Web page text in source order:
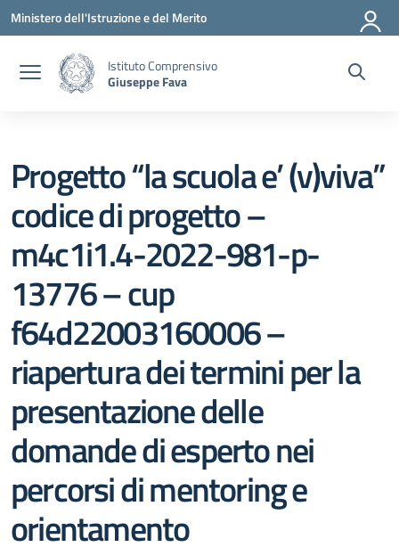
Vai ai contenuti
Vai al menu di navigazione
Vai al footer
Ministero dell'Istruzione e del Merito
Istituto Comprensivo
Giuseppe Fava
Progetto “la scuola e’ (v)viva”
codice di progetto –
m4c1i1.4-2022-981-p-
13776 – cup
f64d22003160006 –
riapertura dei termini per la
presentazione delle
domande di esperto nei
percorsi di mentoring e
orientamento